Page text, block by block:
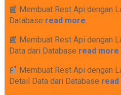
📰 Membuat Rest Api dengan
Database read more
📰 Membuat Rest Api dengan
Data dari Database read more
📰 Membuat Rest Api dengan
Detail Data dari Database read